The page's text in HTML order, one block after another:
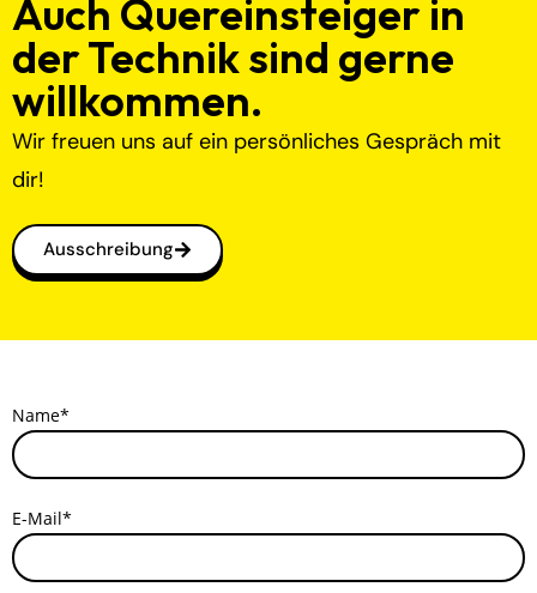
Auch Quereinsteiger in
der Technik sind gerne
willkommen.
Wir freuen uns auf ein persönliches Gespräch mit
dir!
Ausschreibung
Name*
E-Mail*